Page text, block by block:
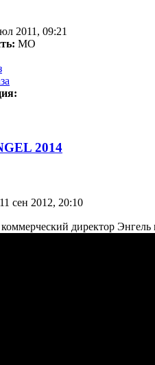
2011, 09:21
МО
2014
11 сен 2012, 20:10
директор Энгель